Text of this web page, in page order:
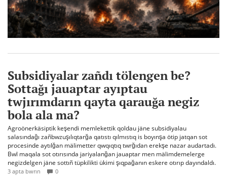
Subsidiyalar zañdı tölengen be?
Sottağı jauaptar ayıptau
twjırımdarın qayta qarauğa negiz
bola ala ma?
Agroönerkäsiptik keşendi memlekettik qoldau jäne subsidiyalau
salasındağı zañbwzuşılıqtarğa qatıstı qılmıstıq is boyınşa ötip jatqan sot
procesinde aytılğan mälimetter qwqıqtıq twrğıdan erekşe nazar audartadı.
Bwl maqala sot otırısında jariyalanğan jauaptar men mälimdemelerge
negizdelgen jäne sottıñ tüpkilikti ükimi şıqpağanın eskere otırıp dayındaldı.
3 apta bwrın 0